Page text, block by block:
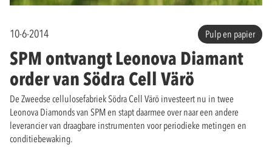
10-6-2014 Pulp en papier
SPM ontvangt Leonova Diamant
order van Södra Cell Värö
De Zweedse cellulosefabriek Södra Cell Värö investeert nu in twee
Leonova Diamonds van SPM en stapt daarmee over naar een andere
leverancier van draagbare instrumenten voor periodieke metingen en
conditiebewaking.